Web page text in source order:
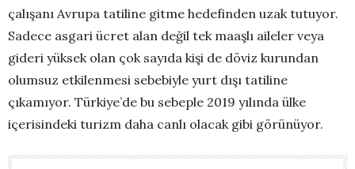
çalışanı Avrupa tatiline gitme hedefinden uzak tutuyor.
Sadece asgari ücret alan değil tek maaşlı aileler veya
gideri yüksek olan çok sayıda kişi de döviz kurundan
olumsuz etkilenmesi sebebiyle yurt dışı tatiline
çıkamıyor. Türkiye’de bu sebeple 2019 yılında ülke
içerisindeki turizm daha canlı olacak gibi görünüyor.